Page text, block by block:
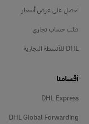
احصل على عرض أسعار
طلب حساب تجاري
DHL للأنشطة التجارية
أقسامنا
DHL Express
DHL Global Forwarding